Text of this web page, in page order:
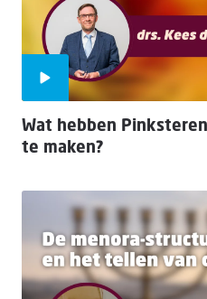
Wat hebben
te maken?